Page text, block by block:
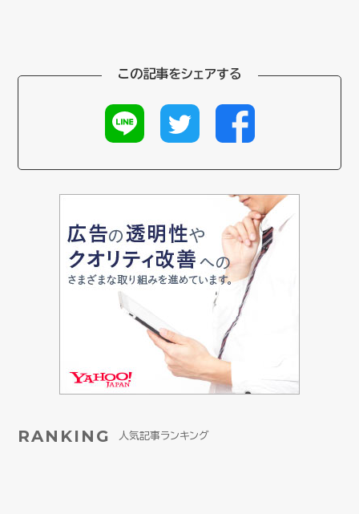
この記事をシェアする
RANKING 人気記事ランキング